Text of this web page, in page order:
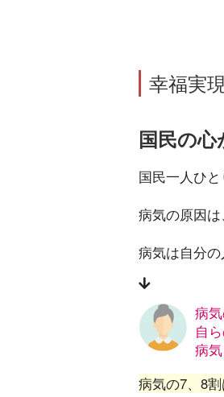
幸福実
国民の心
国民一人ひ
病気の原因
病気は自分
病
自
病
病気の7、8